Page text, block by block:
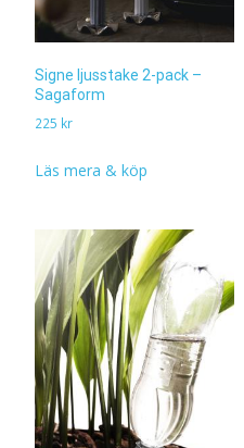
Signe ljusstake 2-pack –
Sagaform
225 kr
Läs mera & köp